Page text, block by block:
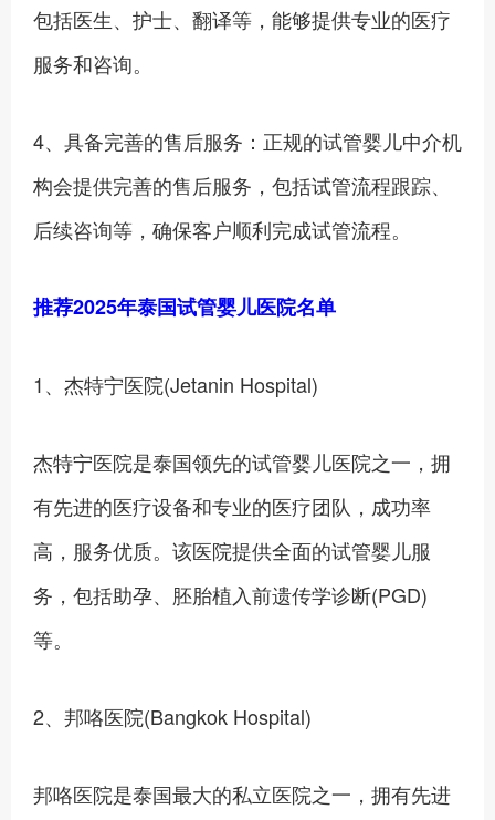
包括医生、护士、翻译等，能够提供专业的医疗
服务和咨询。
4、具备完善的售后服务：正规的试管婴儿中介机
构会提供完善的售后服务，包括试管流程跟踪、
后续咨询等，确保客户顺利完成试管流程。‍
推荐2025年泰国试管婴儿医院名单
1、杰特宁医院(Jetanin Hospital)
杰特宁医院是泰国领先的试管婴儿医院之一，拥
有先进的医疗设备和专业的医疗团队，成功率
高，服务优质。该医院提供全面的试管婴儿服
务，包括助孕、胚胎植入前遗传学诊断(PGD)
等。
2、邦咯医院(Bangkok Hospital)
邦咯医院是泰国最大的私立医院之一，拥有先进